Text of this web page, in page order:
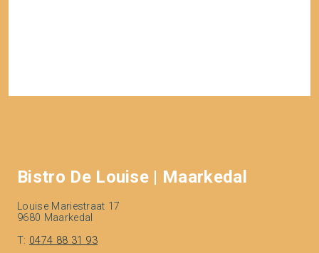
Bistro De Louise | Maarkedal
Louise Mariestraat 17
9680 Maarkedal
T: 0474 88 31 93